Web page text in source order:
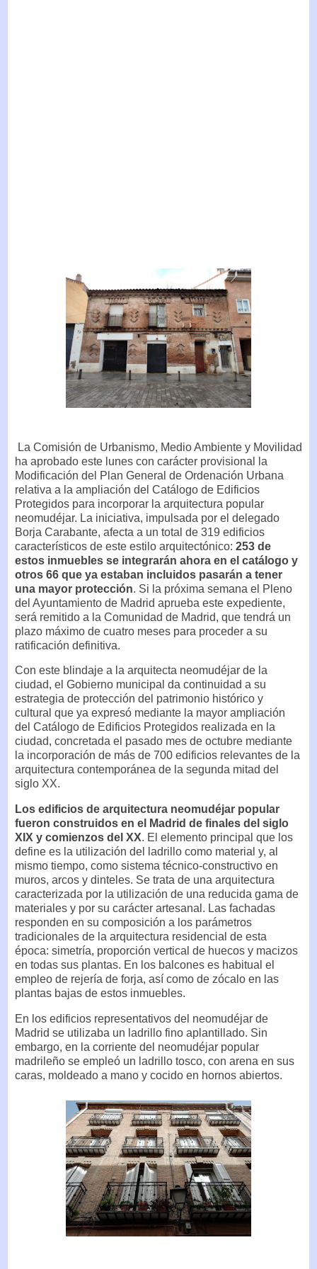
La Comisión de Urbanismo, Medio Ambiente y Movilidad
ha aprobado este lunes con carácter provisional la
Modificación del Plan General de Ordenación Urbana
relativa a la ampliación del Catálogo de Edificios
Protegidos para incorporar la arquitectura popular
neomudéjar. La iniciativa, impulsada por el delegado
Borja Carabante, afecta a un total de 319 edificios
característicos de este estilo arquitectónico: 253 de
estos inmuebles se integrarán ahora en el catálogo y
otros 66 que ya estaban incluidos pasarán a tener
una mayor protección. Si la próxima semana el Pleno
del Ayuntamiento de Madrid aprueba este expediente,
será remitido a la Comunidad de Madrid, que tendrá un
plazo máximo de cuatro meses para proceder a su
ratificación definitiva.
Con este blindaje a la arquitecta neomudéjar de la
ciudad, el Gobierno municipal da continuidad a su
estrategia de protección del patrimonio histórico y
cultural que ya expresó mediante la mayor ampliación
del Catálogo de Edificios Protegidos realizada en la
ciudad, concretada el pasado mes de octubre mediante
la incorporación de más de 700 edificios relevantes de la
arquitectura contemporánea de la segunda mitad del
siglo XX.
Los edificios de arquitectura neomudéjar popular
fueron construidos en el Madrid de finales del siglo
XIX y comienzos del XX. El elemento principal que los
define es la utilización del ladrillo como material y, al
mismo tiempo, como sistema técnico-constructivo en
muros, arcos y dinteles. Se trata de una arquitectura
caracterizada por la utilización de una reducida gama de
materiales y por su carácter artesanal. Las fachadas
responden en su composición a los parámetros
tradicionales de la arquitectura residencial de esta
época: simetría, proporción vertical de huecos y macizos
en todas sus plantas. En los balcones es habitual el
empleo de rejería de forja, así como de zócalo en las
plantas bajas de estos inmuebles.
En los edificios representativos del neomudéjar de
Madrid se utilizaba un ladrillo fino aplantillado. Sin
embargo, en la corriente del neomudéjar popular
madrileño se empleó un ladrillo tosco, con arena en sus
caras, moldeado a mano y cocido en hornos abiertos.